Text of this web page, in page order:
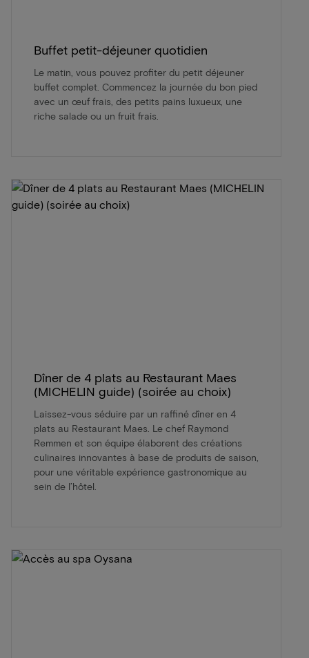
Buffet petit-déjeuner quotidien
Le matin, vous pouvez profiter du petit déjeuner
buffet complet. Commencez la journée du bon pied
avec un œuf frais, des petits pains luxueux, une
riche salade ou un fruit frais.
Dîner de 4 plats au Restaurant Maes
(MICHELIN guide) (soirée au choix)
Laissez-vous séduire par un raffiné dîner en 4
plats au Restaurant Maes. Le chef Raymond
Remmen et son équipe élaborent des créations
culinaires innovantes à base de produits de saison,
pour une véritable expérience gastronomique au
sein de l’hôtel.